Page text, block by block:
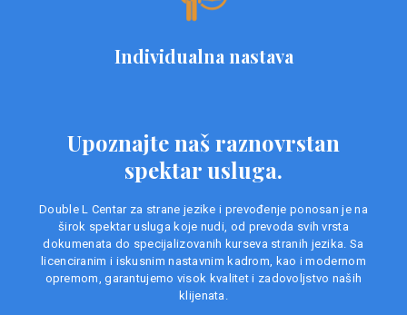
Individualna nastava
Upoznajte naš raznovrstan
spektar usluga.
Double L Centar za strane jezike i prevođenje ponosan je na
širok spektar usluga koje nudi, od prevoda svih vrsta
dokumenata do specijalizovanih kurseva stranih jezika. Sa
licenciranim i iskusnim nastavnim kadrom, kao i modernom
opremom, garantujemo visok kvalitet i zadovoljstvo naših
klijenata.